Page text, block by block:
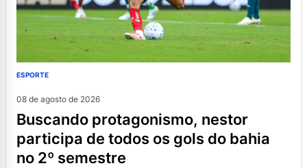
ESPORTE
08 de agosto de 2026
buscando protagonismo, nestor
participa de todos os gols do bahia
no 2º semestre